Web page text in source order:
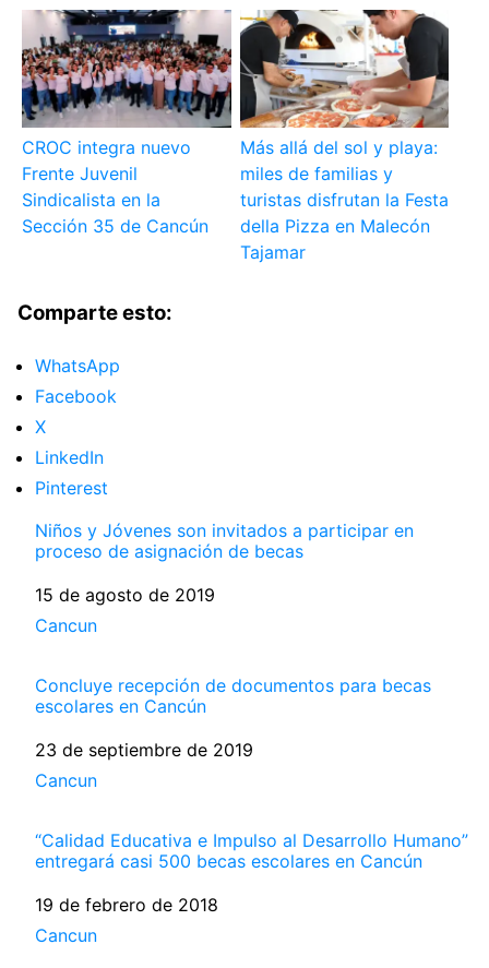
CROC integra nuevo
Frente Juvenil
Sindicalista en la
Sección 35 de Cancún
Más allá del sol y playa:
miles de familias y
turistas disfrutan la Festa
della Pizza en Malecón
Tajamar
Comparte esto:
WhatsApp
Facebook
X
LinkedIn
Pinterest
Niños y Jóvenes son invitados a participar en
proceso de asignación de becas
Fecha
15 de agosto de 2019
Respecto a
Cancun
Concluye recepción de documentos para becas
escolares en Cancún
Fecha
23 de septiembre de 2019
Respecto a
Cancun
“Calidad Educativa e Impulso al Desarrollo Humano”
entregará casi 500 becas escolares en Cancún
Fecha
19 de febrero de 2018
Respecto a
Cancun